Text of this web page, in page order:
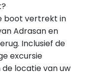
boot vertrekt in
Adrasan en
Inclusief de
excursie
locatie van uw